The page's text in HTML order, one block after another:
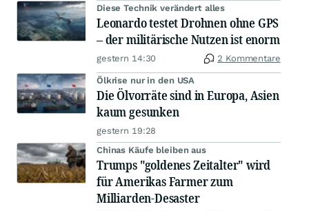
Diese Technik verändert alles
Leonardo testet Drohnen ohne GPS
– der militärische Nutzen ist enorm
gestern 14:30 2 Kommentare
Ölkrise nur in den USA
Die Ölvorräte sind in Europa, Asien
kaum gesunken
gestern 19:28
Chinas Käufe bleiben aus
Trumps "goldenes Zeitalter" wird
für Amerikas Farmer zum
Milliarden-Desaster